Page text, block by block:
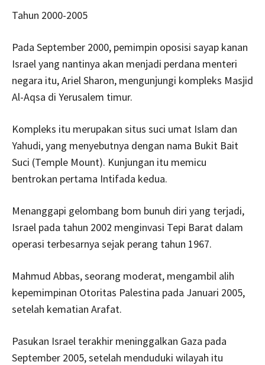
Tahun 2000-2005
Pada September 2000, pemimpin oposisi sayap kanan
Israel yang nantinya akan menjadi perdana menteri
negara itu, Ariel Sharon, mengunjungi kompleks Masjid
Al-Aqsa di Yerusalem timur.
Kompleks itu merupakan situs suci umat Islam dan
Yahudi, yang menyebutnya dengan nama Bukit Bait
Suci (Temple Mount). Kunjungan itu memicu
bentrokan pertama Intifada kedua.
Menanggapi gelombang bom bunuh diri yang terjadi,
Israel pada tahun 2002 menginvasi Tepi Barat dalam
operasi terbesarnya sejak perang tahun 1967.
Mahmud Abbas, seorang moderat, mengambil alih
kepemimpinan Otoritas Palestina pada Januari 2005,
setelah kematian Arafat.
Pasukan Israel terakhir meninggalkan Gaza pada
September 2005, setelah menduduki wilayah itu